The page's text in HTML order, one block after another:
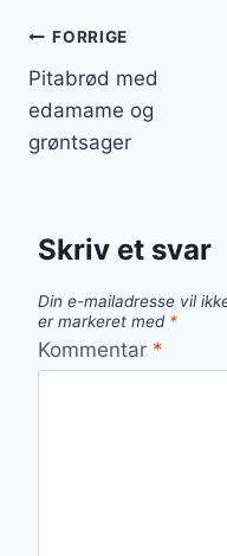
FORRIGE
Pitabrød med
edamame og
grøntsager
Skriv et svar
Din e-mailadresse vil
er markeret med *
Kommentar *